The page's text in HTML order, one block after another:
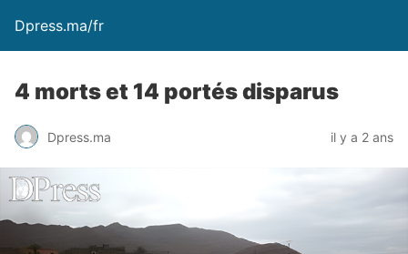
Dpress.ma/fr
4 morts et 14 portés disparus
Dpress.ma il y a 2 ans